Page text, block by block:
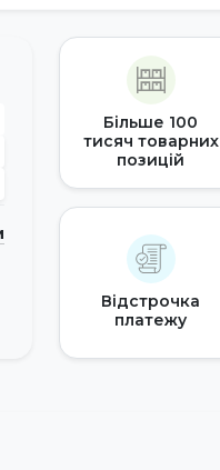
Більше 100
тисяч товарних
позицій
Відстрочка
платежу